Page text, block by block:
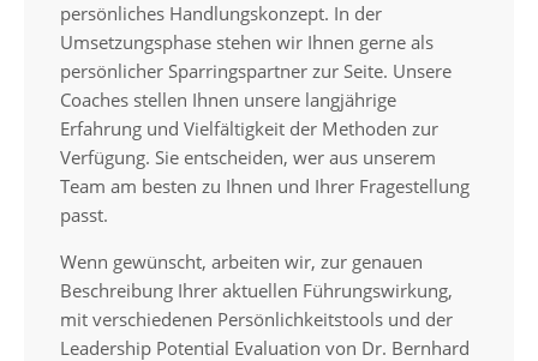
persönliches Handlungskonzept. In der
Umsetzungsphase stehen wir Ihnen gerne als
persönlicher Sparringspartner zur Seite. Unsere
Coaches stellen Ihnen unsere langjährige
Erfahrung und Vielfältigkeit der Methoden zur
Verfügung. Sie entscheiden, wer aus unserem
Team am besten zu Ihnen und Ihrer Fragestellung
passt.
Wenn gewünscht, arbeiten wir, zur genauen
Beschreibung Ihrer aktuellen Führungswirkung,
mit verschiedenen Persönlichkeitstools und der
Leadership Potential Evaluation von Dr. Bernhard